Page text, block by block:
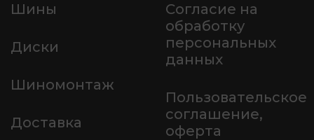
Шины
Диски
Шиномонтаж
Доставка
Согласие на
обработку
персональных
данных
Пользовательское
соглашение,
оферта